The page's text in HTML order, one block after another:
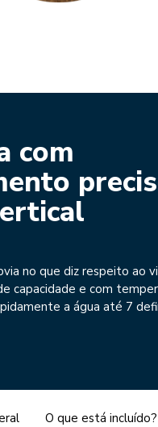
com
no que diz respeito ao
capacidade e com
a água até 7
O que está incluído?